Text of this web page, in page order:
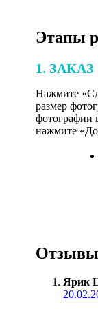
Этапы
1. ЗАКАЗ
Нажмите
размер
фотографии
нажмите
Отзывы
Ярик